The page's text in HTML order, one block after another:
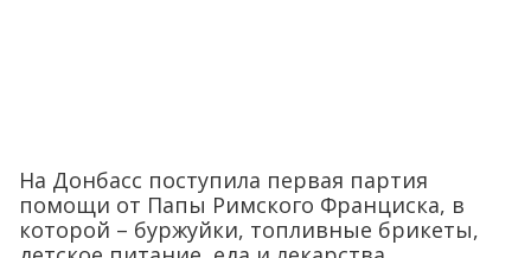
На Донбасс поступила первая партия
помощи от Папы Римского Франциска, в
которой – буржуйки, топливные брикеты,